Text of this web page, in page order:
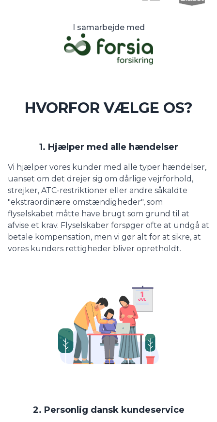
I samarbejde med
HVORFOR VÆLGE OS?
1. Hjælper med alle hændelser
Vi hjælper vores kunder med alle typer hændelser,
uanset om det drejer sig om dårlige vejrforhold,
strejker, ATC-restriktioner eller andre såkaldte
"ekstraordinære omstændigheder", som
flyselskabet måtte have brugt som grund til at
afvise et krav. Flyselskaber forsøger ofte at undgå at
betale kompensation, men vi gør alt for at sikre, at
vores kunders rettigheder bliver opretholdt.
2. Personlig dansk kundeservice